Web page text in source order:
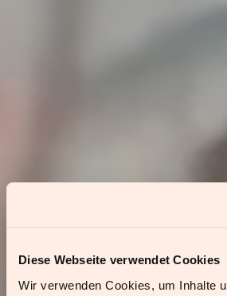
Diese Webseite verwendet Cookies
Wir verwenden Cookies, um Inhalte